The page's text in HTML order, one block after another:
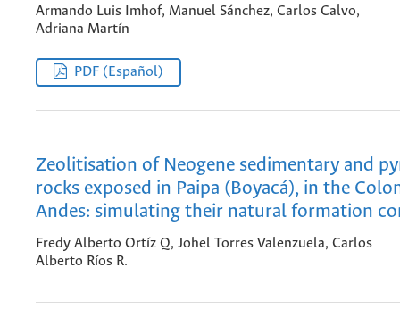
Armando Luis Imhof, Manuel Sánchez, Carlos Calvo,
Adriana Martín
PDF (Español)
Zeolitisation of Neogene sedimentary and
rocks exposed in Paipa (Boyacá), in the
Andes: simulating their natural formation
Fredy Alberto Ortíz Q, Johel Torres Valenzuela, Carlos
Alberto Ríos R.